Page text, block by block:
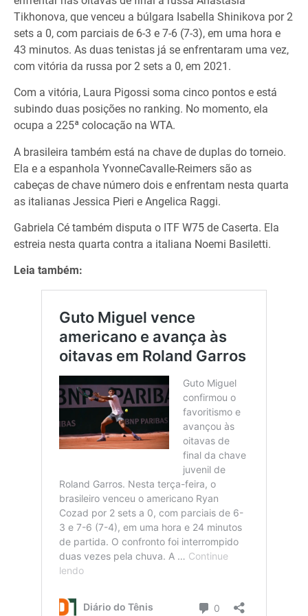
Tikhonova, que venceu a búlgara Isabella Shinikova por 2
sets a 0, com parciais de 6-3 e 7-6 (7-3), em uma hora e
43 minutos. As duas tenistas já se enfrentaram uma vez,
com vitória da russa por 2 sets a 0, em 2021.
Com a vitória, Laura Pigossi soma cinco pontos e está
subindo duas posições no ranking. No momento, ela
ocupa a 225ª colocação na WTA.
A brasileira também está na chave de duplas do torneio.
Ela e a espanhola YvonneCavalle-Reimers são as
cabeças de chave número dois e enfrentam nesta quarta
as italianas Jessica Pieri e Angelica Raggi.
Gabriela Cé também disputa o ITF W75 de Caserta. Ela
estreia nesta quarta contra a italiana Noemi Basiletti.
Leia também: